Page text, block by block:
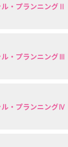
・プランニングⅡ
・プランニングⅢ
ル・プランニングⅣ